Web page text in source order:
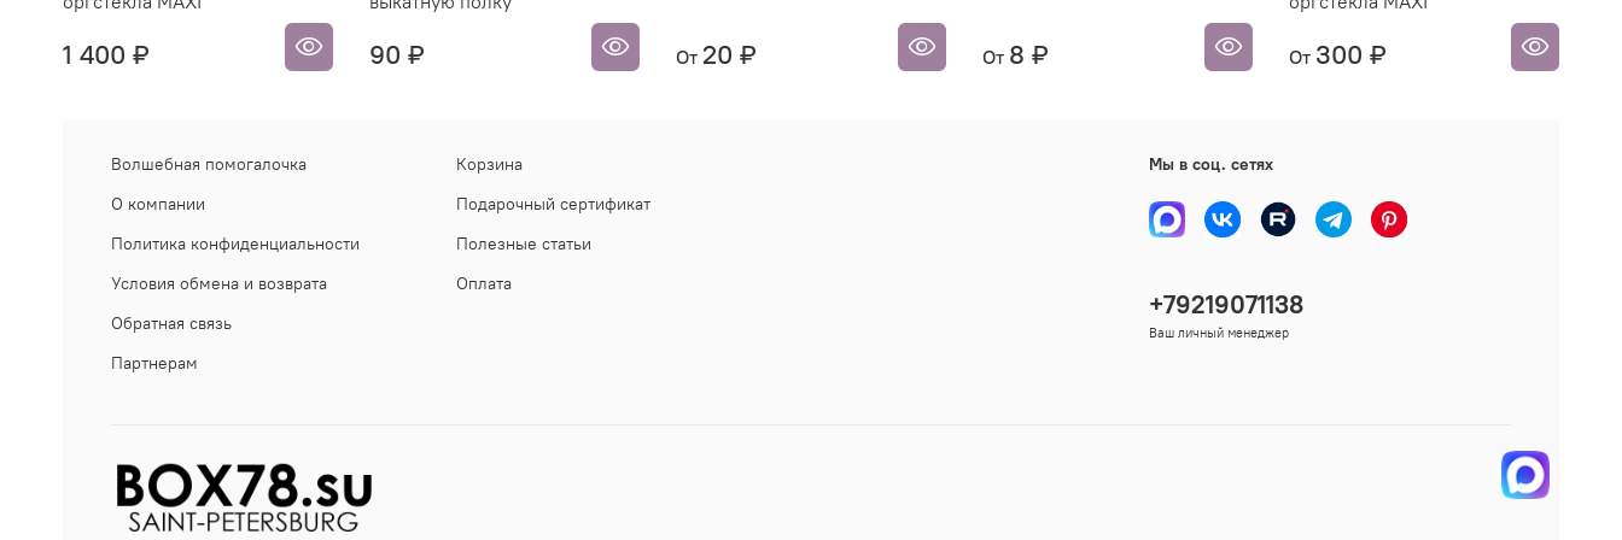
1 400 ₽ 90 ₽ От 20 ₽ От 8 ₽ От 300 ₽
Волшебная помогалочка
О компании
Политика конфиденциальности
Условия обмена и возврата
Обратная связь
Партнерам
Корзина
Подарочный сертификат
Полезные статьи
Оплата
Мы в соц. сетях
+79219071138
Ваш личный менеджер